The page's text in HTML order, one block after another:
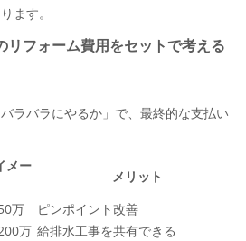
ます。
リフォーム費用をセットで考える
ラバラにやるか」で、最終的な支払い
メー
メリット
万
ピンポイント改善
万 給排水工事を共有できる